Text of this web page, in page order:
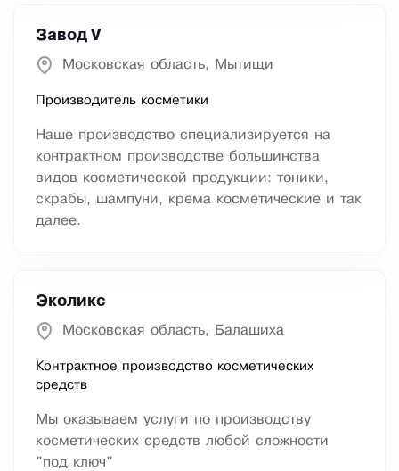
Завод V
Московская область, Мытищи
Производитель косметики
Наше производство специализируется на
контрактном производстве большинства
видов косметической продукции: тоники,
скрабы, шампуни, крема косметические и так
далее.
Эколикс
Московская область, Балашиха
Контрактное производство косметических
средств
Мы оказываем услуги по производству
косметических средств любой сложности
"под ключ"